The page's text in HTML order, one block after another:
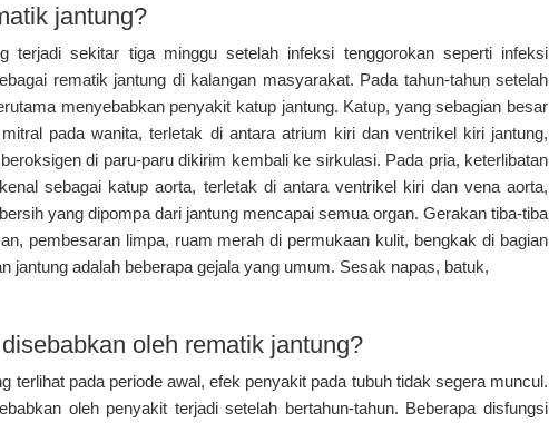
jantung?
terjadi sekitar tiga minggu setelah infeksi tenggorokan seperti infeksi
rematik jantung di kalangan masyarakat. Pada tahun-tahun setelah
menyebabkan penyakit katup jantung. Katup, yang sebagian besar
pada wanita, terletak di antara atrium kiri dan ventrikel kiri jantung,
di paru-paru dikirim kembali ke sirkulasi. Pada pria, keterlibatan
sebagai katup aorta, terletak di antara ventrikel kiri dan vena aorta,
yang dipompa dari jantung mencapai semua organ. Gerakan tiba-tiba
pembesaran limpa, ruam merah di permukaan kulit, bengkak di bagian
jantung adalah beberapa gejala yang umum. Sesak napas, batuk,
oleh rematik jantung?
terlihat pada periode awal, efek penyakit pada tubuh tidak segera muncul.
oleh penyakit terjadi setelah bertahun-tahun. Beberapa disfungsi